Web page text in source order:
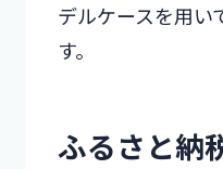
デルケースを用い
す。
ふるさと納